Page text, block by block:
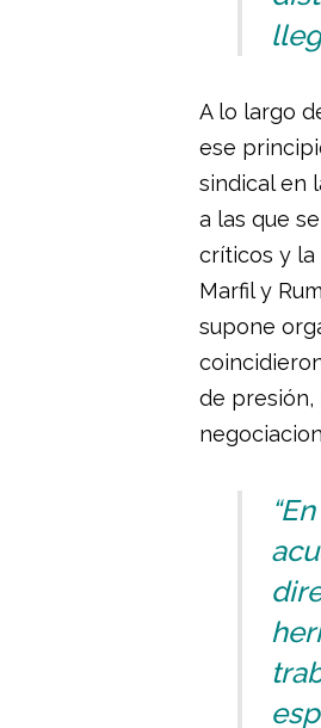
A lo largo
ese
sindical en
a las que
críticos y la
Marfil y
supone
de presión,